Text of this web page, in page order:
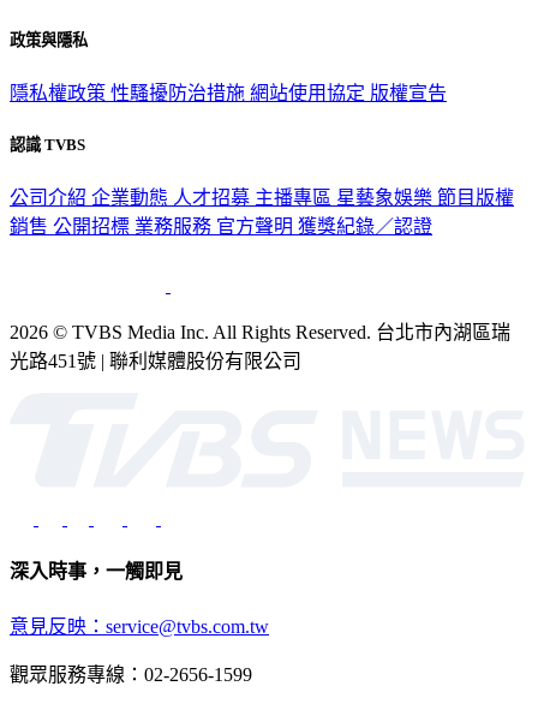
政策與隱私
隱私權政策 性騷擾防治措施 網站使用協定 版權宣告
認識 TVBS
公司介紹 企業動態 人才招募 主播專區 星藝象娛樂 節目版權
銷售 公開招標 業務服務 官方聲明 獲獎紀錄／認證
2026 © TVBS Media Inc. All Rights Reserved. 台北市內湖區瑞
光路451號 | 聯利媒體股份有限公司
深入時事，一觸即見
意見反映：service@tvbs.com.tw
觀眾服務專線：02-2656-1599